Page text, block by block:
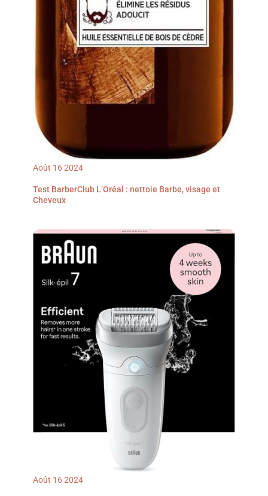
Août 162024
Test BarberClub L’Oréal : nettoie Barbe, visage et
Cheveux
Août 162024